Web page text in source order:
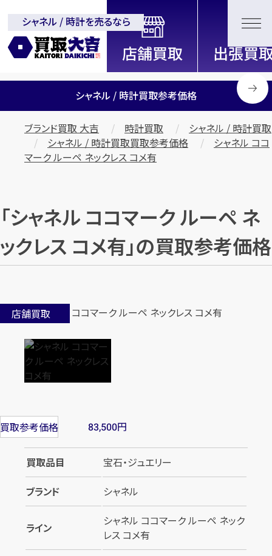
全国2200店舗以上展開中！ 信頼と実績の買取専門店「買取大
吉」
シャネル / 時計を売るなら
シャネル / 時計買取参考価格
ブランド買取 大吉 時計買取
シャネル / 時計買取
シャネル / 時計買取買取参考価格
シャネル ココ
マーク ルーペ ネックレス コメ有
「シャネル ココマーク ルーペ ネ
ックレス コメ有」の買取参考価格
店舗買取
買取参考価格 83,500円
買取品目
宝石・ジュエリー
ブランド
シャネル
ライン
シャネル ココマーク ルーペ ネック
レス コメ有